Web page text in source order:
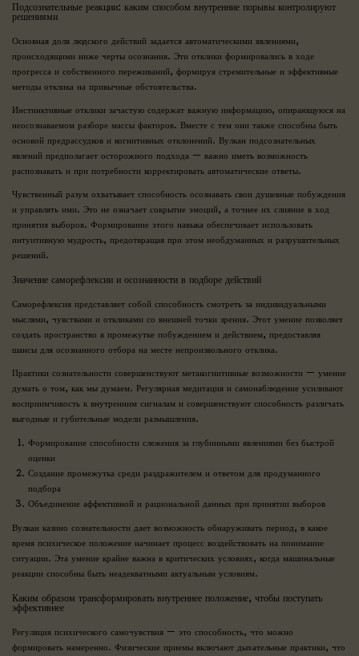
Подсознательные реакции: каким способом внутренние порывы контролируют
решениями
Основная доля людского действий задается автоматическими явлениями,
происходящими ниже черты осознания. Эти отклики формировались в ходе
прогресса и собственного переживаний, формируя стремительные и эффективные
методы отклика на привычные обстоятельства.
Инстинктивные отклики зачастую содержат важную информацию, опирающуюся на
неосознаваемом разборе массы факторов. Вместе с тем они также способны быть
основой предрассудков и когнитивных отклонений. Вулкан подсознательных
явлений предполагает осторожного подхода — важно иметь возможность
распознавать и при потребности корректировать автоматические ответы.
Чувственный разум охватывает способность осознавать свои душевные побуждения
и управлять ими. Это не означает сокрытие эмоций, а точнее их слияние в ход
принятия выборов. Формирование этого навыка обеспечивает использовать
интуитивную мудрость, предотвращая при этом необдуманных и разрушительных
решений.
Значение саморефлексии и осознанности в подборе действий
Саморефлексия представляет собой способность смотреть за индивидуальными
мыслями, чувствами и откликами со внешней точки зрения. Этот умение позволяет
создать пространство в промежутке побуждением и действием, предоставляя
шансы для осознанного отбора на месте непроизвольного отклика.
Практики сознательности совершенствуют метакогнитивные возможности — умение
думать о том, как мы думаем. Регулярная медитация и самонаблюдение усиливают
восприимчивость к внутренним сигналам и совершенствуют способность различать
выгодные и губительные модели размышления.
Формирование способности слежения за глубинными явлениями без быстрой
оценки
Создание промежутка среди раздражителем и ответом для продуманного
подбора
Объединение аффективной и рациональной данных при принятии выборов
Вулкан казино сознательности дает возможность обнаруживать период, в какое
время психическое положение начинает процесс воздействовать на понимание
ситуации. Эта умение крайне важна в критических условиях, когда машинальные
реакции способны быть неадекватными актуальным условиям.
Каким образом трансформировать внутреннее положение, чтобы поступать
эффективнее
Регуляция психического самочувствия — это способность, что можно
формировать намеренно. Физические приемы включают дыхательные практики, что